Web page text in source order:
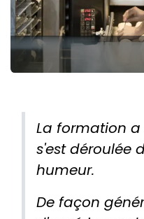
La formation
s'est déroulée
humeur.
De façon